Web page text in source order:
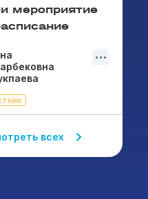
мероприятие
всех